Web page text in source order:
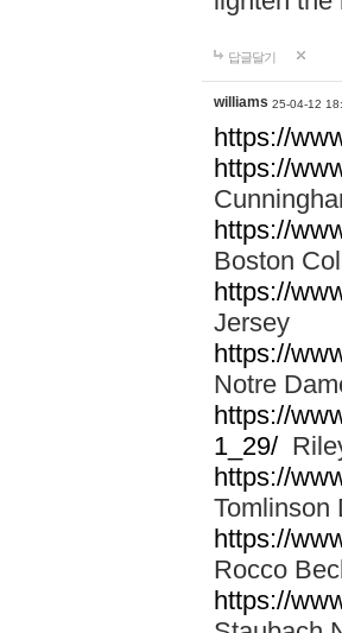
답글달기
williams 25-04-12
https://
https://
https://
Boston
https://
Jersey
https://
Notre
https://
1_29/
https://
Tomlinson
https://
Rocco
https://